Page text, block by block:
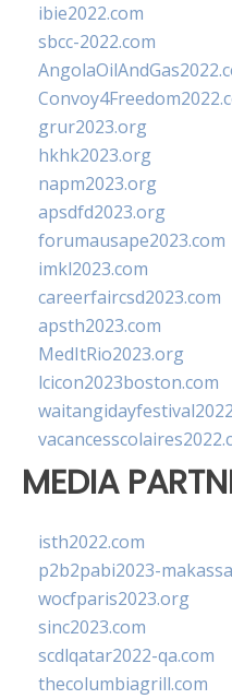
ibie2022.com
sbcc-2022.com
grur2023.org
hkhk2023.org
napm2023.org
apsdfd2023.org
forumausape2023.com
imkl2023.com
careerfaircsd2023.com
apsth2023.com
MedItRio2023.org
lcicon2023boston.com
MEDIA
isth2022.com
p2b2pabi2023-
wocfparis2023.org
sinc2023.com
scdlqatar2022-qa.com
thecolumbiagrill.com